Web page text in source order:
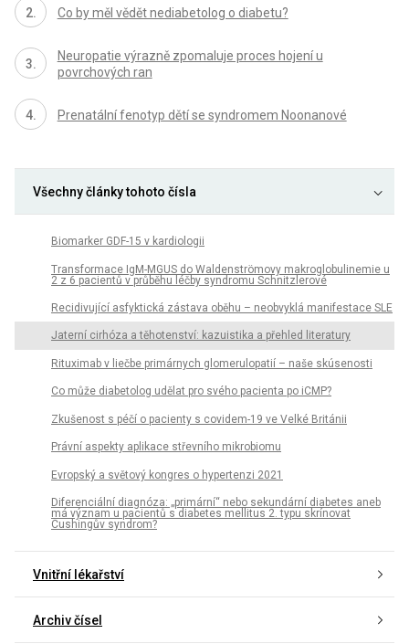
Co by měl vědět nediabetolog o diabetu?
Neuropatie výrazně zpomaluje proces hojení u
povrchových ran
Prenatální fenotyp dětí se syndromem Noonanové
Všechny články tohoto čísla
Biomarker GDF-15 v kardiologii
Transformace IgM-MGUS do Waldenströmovy makroglobulinemie u
2 z 6 pacientů v průběhu léčby syndromu Schnitzlerové
Recidivující asfyktická zástava oběhu – neobvyklá manifestace SLE
Jaterní cirhóza a těhotenství: kazuistika a přehled literatury
Rituximab v liečbe primárnych glomerulopatií – naše skúsenosti
Co může diabetolog udělat pro svého pacienta po iCMP?
Zkušenost s péčí o pacienty s covidem-19 ve Velké Británii
Právní aspekty aplikace střevního mikrobiomu
Evropský a světový kongres o hypertenzi 2021
Diferenciální diagnóza: „primární“ nebo sekundární diabetes aneb
má význam u pacientů s diabetes mellitus 2. typu skrínovat
Cushingův syndrom?
Vnitřní lékařství
Archiv čísel